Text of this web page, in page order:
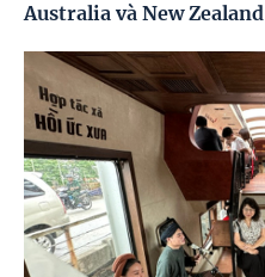
Australia và New Zealand